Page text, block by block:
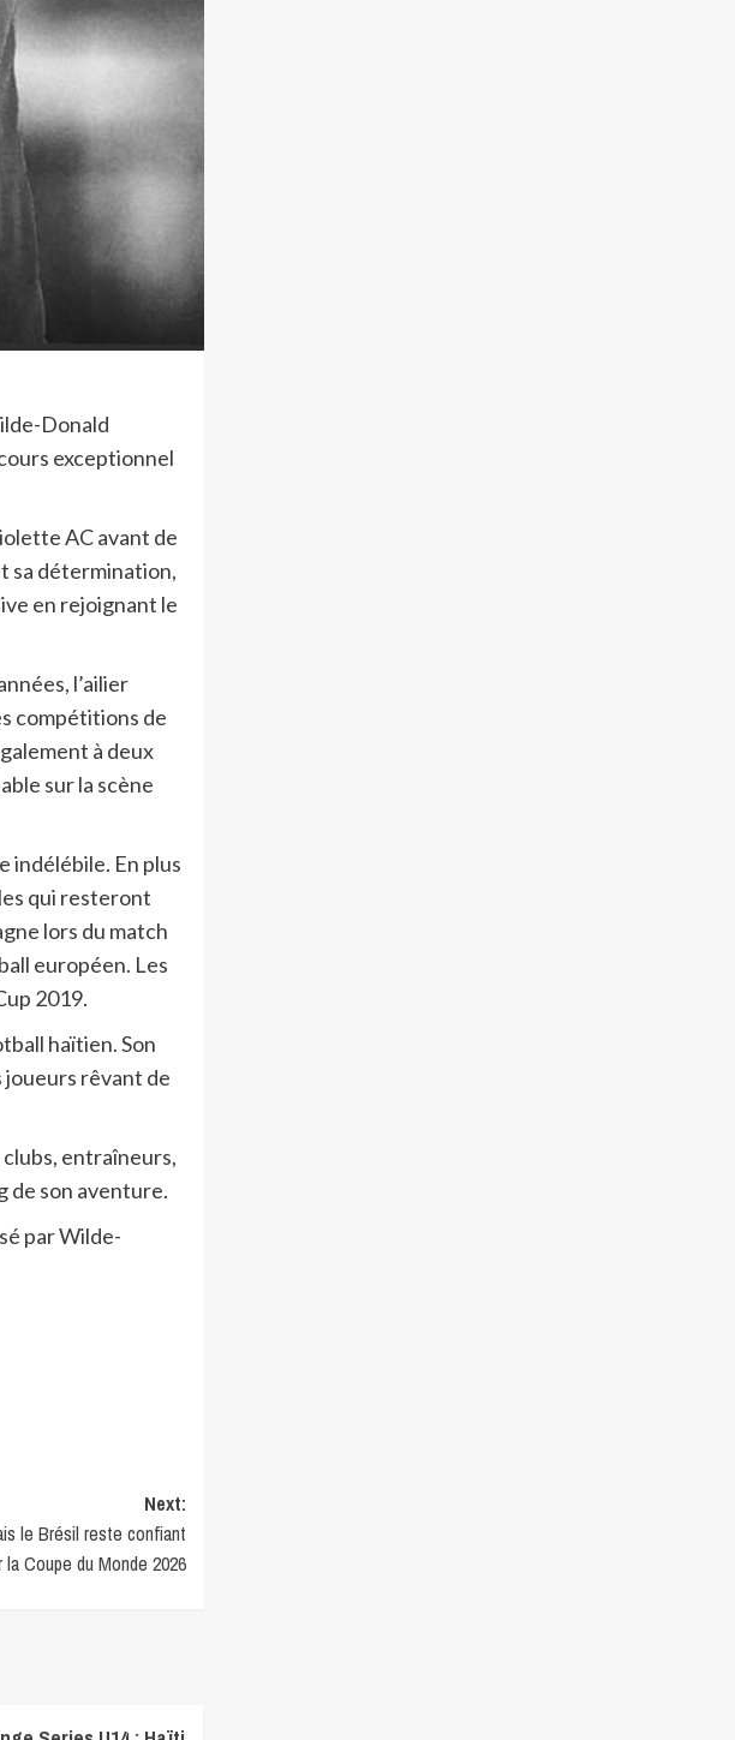
Donald
exceptionnel
AC avant de
sa détermination,
en rejoignant le
l’ailier
compétitions de
à deux
sur la scène
indélébile. En plus
qui resteront
lors du match
européen. Les
2019.
haïtien. Son
rêvant de
entraîneurs,
de son aventure.
par Wilde-
Next:
le Brésil reste confiant
la Coupe du Monde 2026